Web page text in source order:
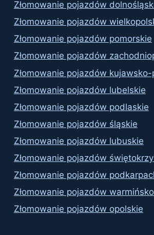
Złomowanie pojazdów
Złomowanie pojazdów
Złomowanie pojazdów pomorskie
Złomowanie pojazdów
Złomowanie pojazdów
Złomowanie pojazdów lubelskie
Złomowanie pojazdów podlaskie
Złomowanie pojazdów śląskie
Złomowanie pojazdów lubuskie
Złomowanie pojazdów
Złomowanie pojazdów
Złomowanie pojazdów
Złomowanie pojazdów opolskie